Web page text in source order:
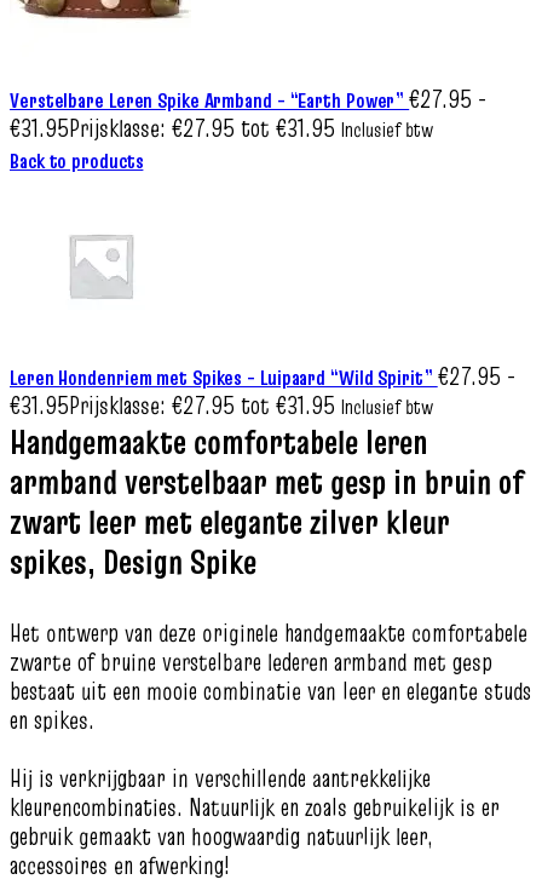
Verstelbare Leren Spike Armband – “Earth Power”€27.95 -
€31.95Prijsklasse: €27.95 tot €31.95 Inclusief btw
Back to products
Leren Hondenriem met Spikes – Luipaard “Wild Spirit” €27.95 -
€31.95Prijsklasse: €27.95 tot €31.95 Inclusief btw
Handgemaakte comfortabele leren
armband verstelbaar met gesp in bruin of
zwart leer met elegante zilver kleur
spikes, Design Spike
Het ontwerp van deze originele handgemaakte comfortabele
zwarte of bruine verstelbare lederen armband met gesp
bestaat uit een mooie combinatie van leer en elegante studs
en spikes.
Hij is verkrijgbaar in verschillende aantrekkelijke
kleurencombinaties. Natuurlijk en zoals gebruikelijk is er
gebruik gemaakt van hoogwaardig natuurlijk leer,
accessoires en afwerking!